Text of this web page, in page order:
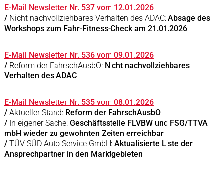
E-Mail Newsletter Nr. 537 vom 12.01.2026
/ Nicht nachvollziehbares Verhalten des ADAC: Absage des
Workshops zum Fahr-Fitness-Check am 21.01.2026
E-Mail Newsletter Nr. 536 vom 09.01.2026
/ Reform der FahrschAusbO: Nicht nachvollziehbares
Verhalten des ADAC
E-Mail Newsletter Nr. 535 vom 08.01.2026
/ Aktueller Stand: Reform der FahrschAusbO
/ In eigener Sache: Geschäftsstelle FLVBW und FSG/TTVA
mbH wieder zu gewohnten Zeiten erreichbar
/ TÜV SÜD Auto Service GmbH:Aktualisierte Liste der
Ansprechpartner in den Marktgebieten